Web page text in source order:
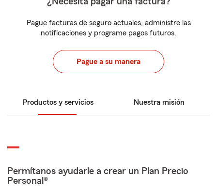
Pague facturas de seguro actuales, administre las
notificaciones y programe pagos futuros.
Pague a su manera
Productos y servicios Nuestra misión
Permítanos ayudarle a crear un Plan Precio
Personal®